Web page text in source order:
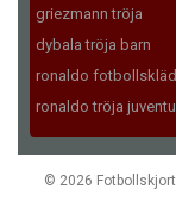
griezmann tröja
dybala tröja barn
ronaldo
ronaldo tröja
© 2026